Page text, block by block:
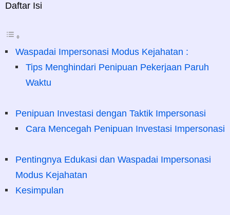
Daftar Isi
Waspadai Impersonasi Modus Kejahatan :
Tips Menghindari Penipuan Pekerjaan Paruh
Waktu
Penipuan Investasi dengan Taktik Impersonasi
Cara Mencegah Penipuan Investasi Impersonasi
Pentingnya Edukasi dan Waspadai Impersonasi
Modus Kejahatan
Kesimpulan